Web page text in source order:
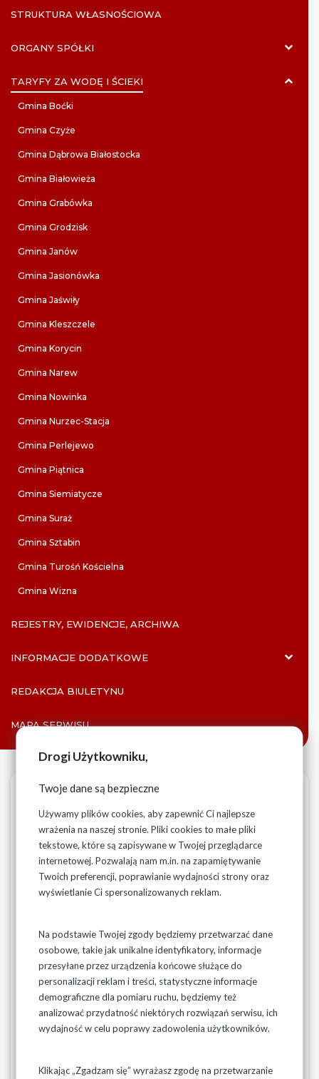
Drogi Użytkowniku,
Twoje dane są bezpieczne
Używamy plików cookies, aby zapewnić Ci najlepsze
wrażenia na naszej stronie. Pliki cookies to małe pliki
tekstowe, które są zapisywane w Twojej przeglądarce
internetowej. Pozwalają nam m.in. na zapamiętywanie
Twoich preferencji, poprawianie wydajności strony oraz
wyświetlanie Ci spersonalizowanych reklam.
Na podstawie Twojej zgody będziemy przetwarzać dane
osobowe, takie jak unikalne identyfikatory, informacje
przesyłane przez urządzenia końcowe służące do
personalizacji reklam i treści, statystyczne informacje
demograficzne dla pomiaru ruchu, będziemy też
analizować przydatność niektórych rozwiązań serwisu, ich
wydajność w celu poprawy zadowolenia użytkowników.
Klikając „Zgadzam się” wyrażasz zgodę na przetwarzanie
STRUKTURA WŁASNOŚCIOWA
ORGANY SPÓŁKI
TARYFY ZA WODĘ I ŚCIEKI
Gmina Boćki
Gmina Czyże
Gmina Dąbrowa Białostocka
Gmina Białowieża
Gmina Grabówka
Gmina Grodzisk
Gmina Janów
Gmina Jasionówka
Gmina Jaświły
Gmina Kleszczele
Gmina Korycin
Gmina Narew
Gmina Nowinka
Gmina Nurzec-Stacja
Gmina Perlejewo
Gmina Piątnica
Gmina Siemiatycze
Gmina Suraż
Gmina Sztabin
Gmina Turośń Kościelna
Gmina Wizna
REJESTRY, EWIDENCJE, ARCHIWA
INFORMACJE DODATKOWE
REDAKCJA BIULETYNU
MAPA SERWISU
MetadaneWersjonowanieDrukuj
Taryfy za wodę i ścieki
Wodociągi Podlaskie Sp. z o.o. obsługuje Odbiorców z
terenu następujących gmin:
Gmina Boćki,
Gmina Czyże,
Gmina Dąbrowa Białostocka
Gmina Janów,